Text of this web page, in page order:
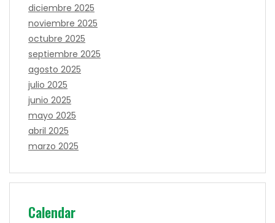
diciembre 2025
noviembre 2025
octubre 2025
septiembre 2025
agosto 2025
julio 2025
junio 2025
mayo 2025
abril 2025
marzo 2025
Calendar